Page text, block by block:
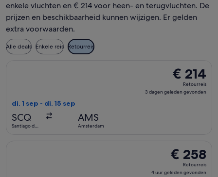
enkele vluchten en € 214 voor heen- en terugvluchten. De
prijzen en beschikbaarheid kunnen wijzigen. Er gelden
extra voorwaarden.
Alle deals Enkele reis Retourreis
€ 214
Retourreis,
3
€ 214
Retourreis
3 dagen geleden gevonden
di. 1 sep - di. 15 sep
SCQ
Santiago de
AMS
Amsterdam
€ 258
Retourreis,
4
€ 258
Retourreis
4 uur geleden gevonden